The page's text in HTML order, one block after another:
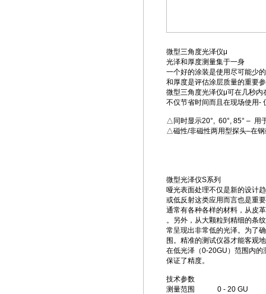
微型三角度光泽仪μ
光泽和厚度测量集于一身
一个好的涂装是使用尽可能少
和厚度是评估涂层质量的重要
微型三角度光泽仪μ可在几秒
不仅节省时间而且在现场使用-
△同时显示20°, 60°, 85° – 用
△磁性/非磁性两用型探头–在
微型光泽仪S系列
哑光表面处理不仅是新的设计
或低反射这类应用而言也是重
通常有各种各样的材料，从皮
。另外，从大颗粒到精细的条
常呈现出非常低的光泽。为了
围。精准的测试仪器才能客观
在低光泽（0-20GU）范围内
保证了精度。
技术参数
测量范围
0 - 20 GU